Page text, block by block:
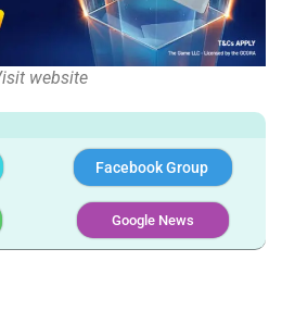
website
Facebook Group
Google News